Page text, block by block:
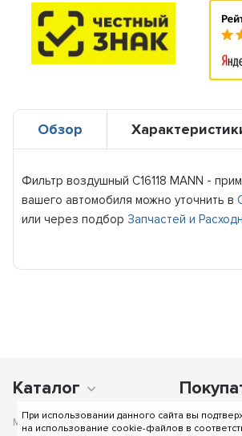
При использовании данного сайта вы
на использование cookie-файлов в
Обзор
Фильтр воздушный C16118 MANN -
вашего автомобиля можно уточнить в
или через подбор Запчастей и
Каталог
Мы получаем и обрабатываем персональные